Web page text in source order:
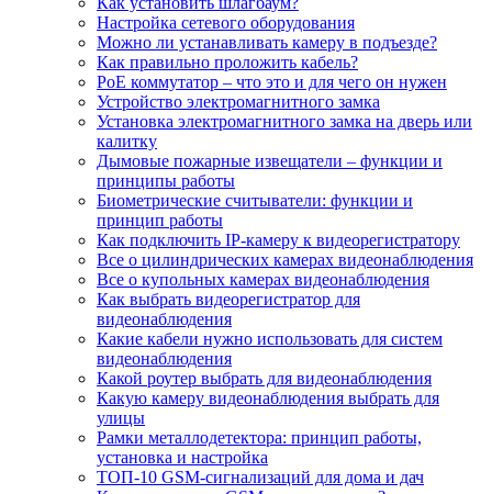
Настройка сетевого оборудования
Можно ли устанавливать камеру в подъезде?
Как правильно проложить кабель?
PoE коммутатор – что это и для чего он нужен
Устройство электромагнитного замка
Установка электромагнитного замка на дверь или
калитку
Дымовые пожарные извещатели – функции и
принципы работы
Биометрические считыватели: функции и
принцип работы
Как подключить IP-камеру к видеорегистратору
Все о цилиндрических камерах видеонаблюдения
Все о купольных камерах видеонаблюдения
Как выбрать видеорегистратор для
видеонаблюдения
Какие кабели нужно использовать для систем
видеонаблюдения
Какой роутер выбрать для видеонаблюдения
Какую камеру видеонаблюдения выбрать для
улицы
Рамки металлодетектора: принцип работы,
установка и настройка
ТОП-10 GSM-сигнализаций для дома и дач